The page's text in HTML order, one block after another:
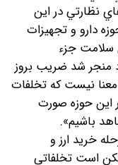
نظارتي در اين
دارو و تجهيزات
سلامت جزء
منجر شد ضريب بروز
معنا نيست كه تخلفات
اين حوزه صورت
باشیم».
خريد ارز و
است تخلفاتي